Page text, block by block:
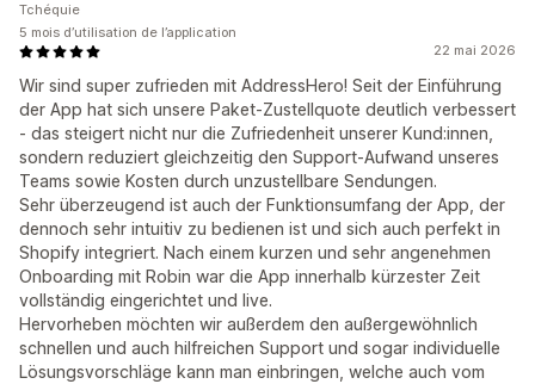
22 mai 2026
Wir sind super zufrieden mit AddressHero! Seit der Einführung
der App hat sich unsere Paket-Zustellquote deutlich verbessert
- das steigert nicht nur die Zufriedenheit unserer Kund:innen,
sondern reduziert gleichzeitig den Support-Aufwand unseres
Teams sowie Kosten durch unzustellbare Sendungen.
Sehr überzeugend ist auch der Funktionsumfang der App, der
dennoch sehr intuitiv zu bedienen ist und sich auch perfekt in
Shopify integriert. Nach einem kurzen und sehr angenehmen
Onboarding mit Robin war die App innerhalb kürzester Zeit
vollständig eingerichtet und live.
Hervorheben möchten wir außerdem den außergewöhnlich
schnellen und auch hilfreichen Support und sogar individuelle
Lösungsvorschläge kann man einbringen, welche auch vom
Tchéquie
5 mois d’utilisation de l’application